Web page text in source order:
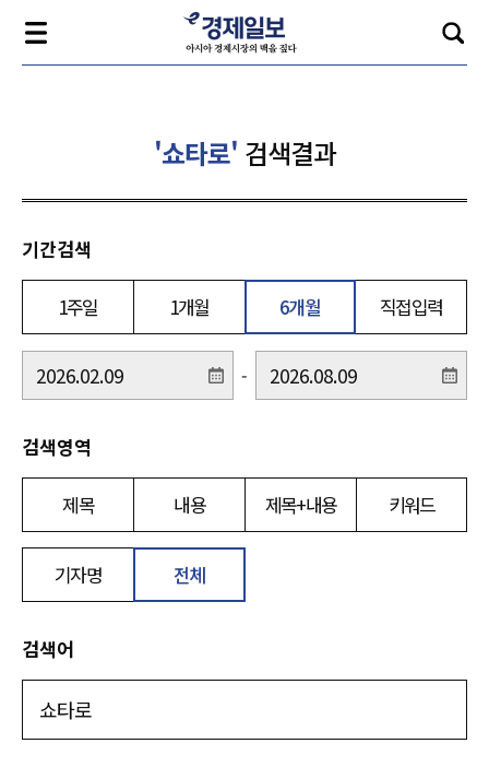
'쇼타로' 검색결과
기간검색
1주일 1개월 6개월 직접입력
-
검색영역
제목 내용 제목+내용 키워드
기자명 전체
검색어